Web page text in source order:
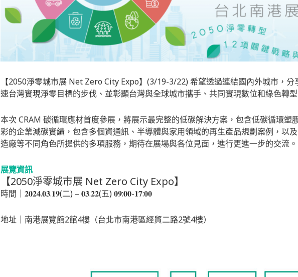
【2050淨零城市展 Net Zero City Expo】(3/19-3/22) 希望透過連結國內外城市，
速台灣實現淨零目標的步伐、並彰顯台灣與全球城市攜手、共同實現數位和綠色轉型
本次 CRAM 碳循環應材首度參展，將展示最完整的低碳解決方案，包含低碳循環塑
彩的企業減碳實績，包含多個資通訊、半導體與家用領域的再生產品規劃案例，以
造廠等不同角色所提供的多項服務，期待在展場與各位見面，進行更進一步的交流。
展覽資訊
【2050淨零城市展 Net Zero City Expo】
時間｜𝟐𝟎𝟐𝟒.𝟎𝟑.𝟏𝟗(二) – 𝟎𝟑.𝟐𝟐(五) 𝟎𝟗:𝟎𝟎-𝟏𝟕:𝟎𝟎
地址｜南港展覽館2館4樓（台北市南港區經貿二路2號4樓）